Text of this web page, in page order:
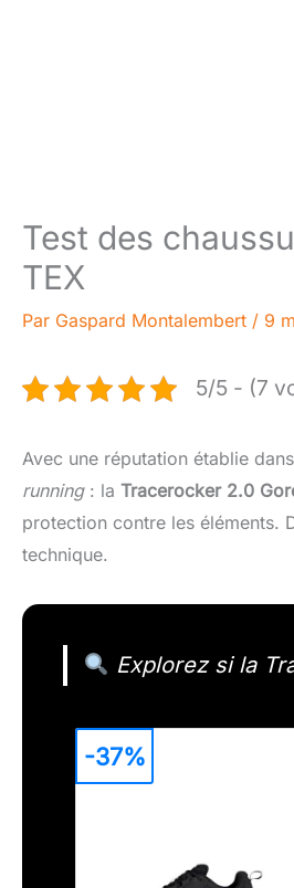
Test des
TEX
Par Gaspard Montalembert / 9
5/5 - (7
Avec une réputation établie
running: la Tracerocker 2.0
protection contre les éléments.
technique.
Explorez si la
-37%